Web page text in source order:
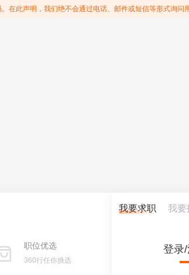
在此声明，我们绝不会通过电话、邮件或短信等形式询问
职位优选
360行任你挑选
我要求职 我要
登录